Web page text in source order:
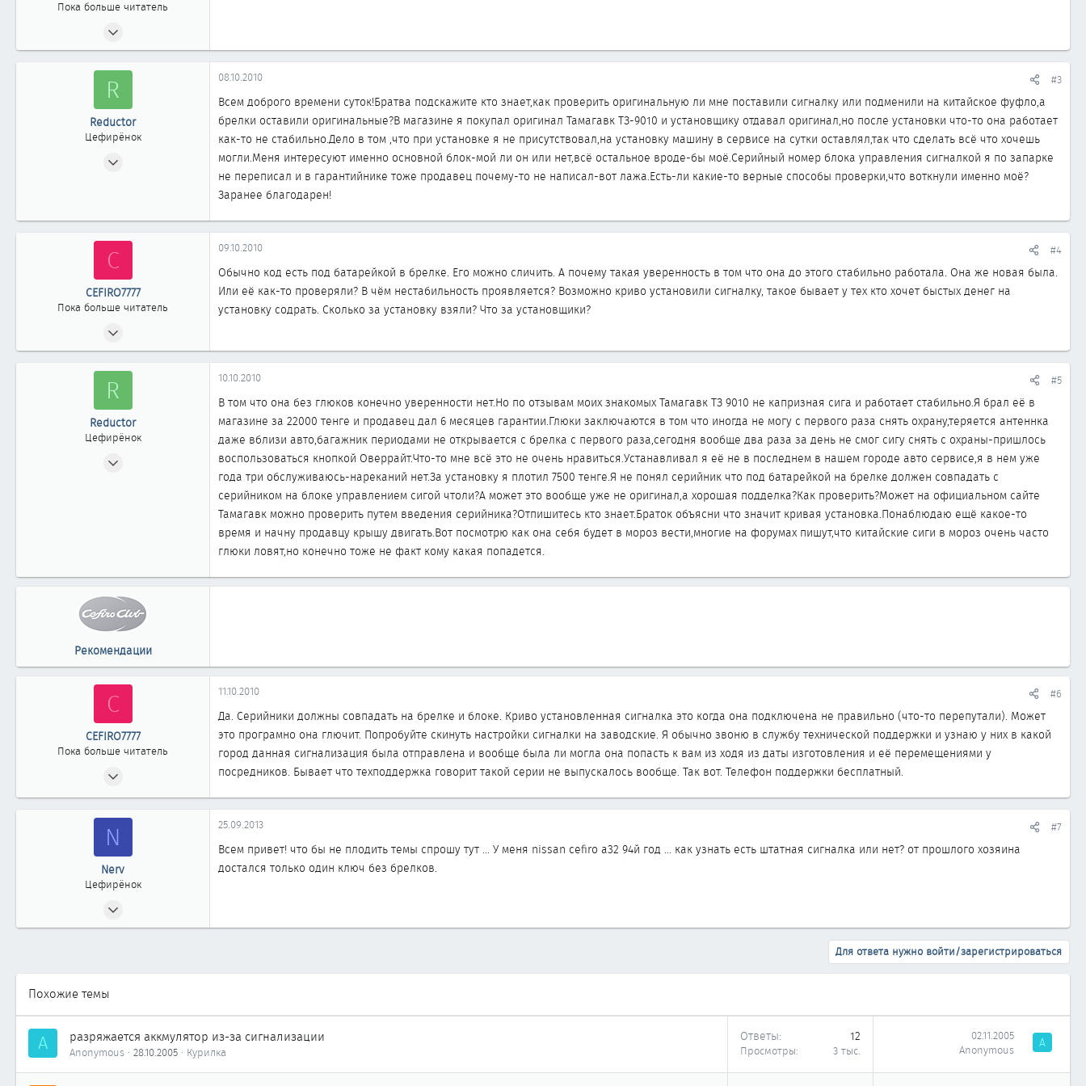
Пока больше читатель
1
R
Reductor
Цефирёнок
11
Казахстан Семипалатинск
08.10.2010 #3
Всем доброго времени суток!Братва подскажите кто знает,как проверить оригинальную ли мне поставили сигналку или подменили на китайское фуфло,а
брелки оставили оригинальные?В магазине я покупал оригинал Тамагавк ТЗ-9010 и установщику отдавал оригинал,но после установки что-то она работает
как-то не стабильно.Дело в том ,что при установке я не присутствовал,на установку машину в сервисе на сутки оставлял,так что сделать всё что хочешь
могли.Меня интересуют именно основной блок-мой ли он или нет,всё остальное вроде-бы моё.Серийный номер блока управления сигналкой я по запарке
не переписал и в гарантийнике тоже продавец почему-то не написал-вот лажа.Есть-ли какие-то верные способы проверки,что воткнули именно моё?
Заранее благодарен!
C
CEFIRO7777
Пока больше читатель
1
09.10.2010 #4
Обычно код есть под батарейкой в брелке. Его можно сличить. А почему такая уверенность в том что она до этого стабильно работала. Она же новая была.
Или её как-то проверяли? В чём нестабильность проявляется? Возможно криво установили сигналку, такое бывает у тех кто хочет быстых денег на
установку содрать. Сколько за установку взяли? Что за установщики?
R
Reductor
Цефирёнок
10.10.2010 #5
В том что она без глюков конечно уверенности нет.Но по отзывам моих знакомых Тамагавк ТЗ 9010 не капризная сига и работает стабильно.Я брал её в
магазине за 22000 тенге и продавец дал 6 месяцев гарантии.Глюки заключаются в том что иногда не могу с первого раза снять охрану,теряется антеннка
даже вблизи авто,багажник периодами не открывается с брелка с первого раза,сегодня вообще два раза за день не смог сигу снять с охраны-пришлось
воспользоваться кнопкой Оверрайт.Что-то мне всё это не очень нравиться.Устанавливал я её не в последнем в нашем городе авто сервисе,я в нем уже
года три обслуживаюсь-нареканий нет.За установку я плотил 7500 тенге.Я не понял серийник что под батарейкой на брелке должен совпадать с
серийником на блоке управлением сигой чтоли?А может это вообще уже не оригинал,а хорошая подделка?Как проверить?Может на официальном сайте
Тамагавк можно проверить путем введения серийника?Отпишитесь кто знает.Браток объясни что значит кривая установка.Понаблюдаю ещё какое-то
время и начну продавцу крышу двигать.Вот посмотрю как она себя будет в мороз вести,многие на форумах пишут,что китайские сиги в мороз очень часто
глюки ловят,но конечно тоже не факт кому какая попадется.
Рекомендации
C
CEFIRO7777
Пока больше читатель
11.10.2010 #6
Да. Серийники должны совпадать на брелке и блоке. Криво установленная сигналка это когда она подключена не правильно (что-то перепутали). Может
это програмно она глючит. Попробуйте скинуть настройки сигналки на заводские. Я обычно звоню в службу технической поддержки и узнаю у них в какой
город данная сигнализация была отправлена и вообще была ли могла она попасть к вам из ходя из даты изготовления и её перемещениями у
посредников. Бывает что техподдержка говорит такой серии не выпускалось вообще. Так вот. Телефон поддержки бесплатный.
N
Nerv
Цефирёнок
27
25.09.2013 #7
Всем привет! что бы не плодить темы спрошу тут ... У меня nissan cefiro a32 94й год ... как узнать есть штатная сигналка или нет? от прошлого хозяина
достался только один ключ без брелков.
Для ответа нужно войти/зарегистрироваться
Похожие темы
A разряжается аккмулятор из-за сигнализации
Anonymous 28.10.2005 Курилка
Ответы 12
Просмотры 3 тыс.
02.11.2005
Anonymous
A